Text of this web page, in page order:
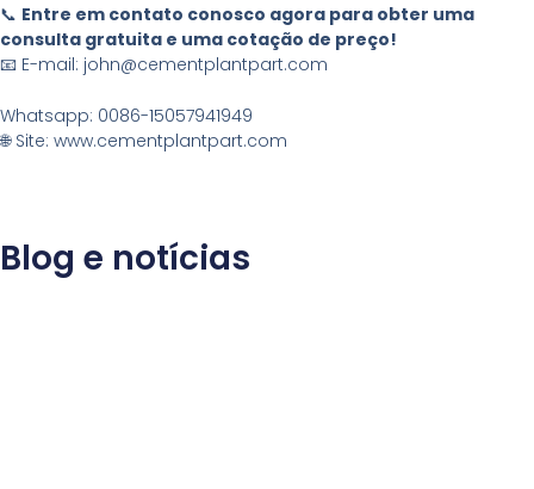
📞 Entre em contato conosco agora para obter uma
consulta gratuita e uma cotação de preço!
📧 E-mail: john@cementplantpart.com
Whatsapp: 0086-15057941949
🌐 Site: www.cementplantpart.com
Blog e notícias